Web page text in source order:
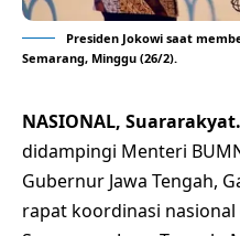
Presiden Jokowi saat
Semarang, Minggu (26/2).
NASIONAL,
didampingi Menteri
Gubernur Jawa Tengah,
rapat koordinasi nasional